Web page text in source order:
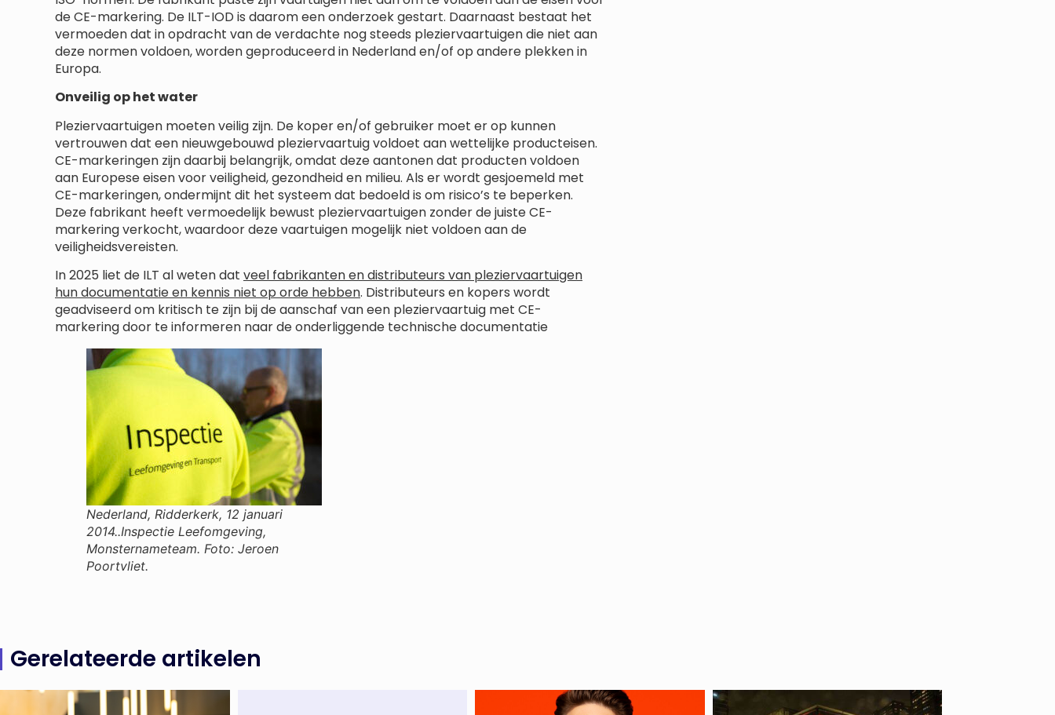
de CE-markering. De ILT-IOD is daarom een onderzoek gestart. Daarnaast bestaat het
vermoeden dat in opdracht van de verdachte nog steeds pleziervaartuigen die niet aan
deze normen voldoen, worden geproduceerd in Nederland en/of op andere plekken in
Europa.
Onveilig op het water
Pleziervaartuigen moeten veilig zijn. De koper en/of gebruiker moet er op kunnen
vertrouwen dat een nieuwgebouwd pleziervaartuig voldoet aan wettelijke producteisen.
CE-markeringen zijn daarbij belangrijk, omdat deze aantonen dat producten voldoen
aan Europese eisen voor veiligheid, gezondheid en milieu. Als er wordt gesjoemeld met
CE-markeringen, ondermijnt dit het systeem dat bedoeld is om risico’s te beperken.
Deze fabrikant heeft vermoedelijk bewust pleziervaartuigen zonder de juiste CE-
markering verkocht, waardoor deze vaartuigen mogelijk niet voldoen aan de
veiligheidsvereisten.
In 2025 liet de ILT al weten dat veel fabrikanten en distributeurs van pleziervaartuigen
hun documentatie en kennis niet op orde hebben. Distributeurs en kopers wordt
geadviseerd om kritisch te zijn bij de aanschaf van een pleziervaartuig met CE-
markering door te informeren naar de onderliggende technische documentatie
Nederland, Ridderkerk, 12 januari
2014..Inspectie Leefomgeving,
Monsternameteam. Foto: Jeroen
Poortvliet.
Gerelateerde artikelen